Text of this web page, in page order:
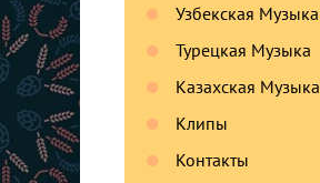
Узбекская Музыка
Турецкая Музыка
Казахская Музыка
Клипы
Контакты